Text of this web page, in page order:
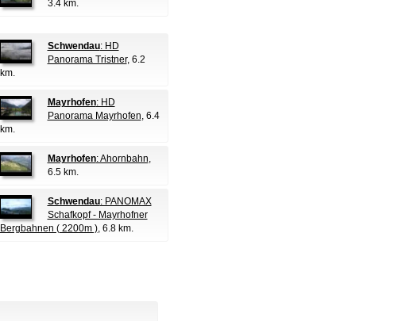
3.4 km.
Schwendau: HD
Panorama Tristner, 6.2
km.
Mayrhofen: HD
Panorama Mayrhofen, 6.4
km.
Mayrhofen: Ahornbahn,
6.5 km.
Schwendau: PANOMAX
Schafkopf - Mayrhofner
Bergbahnen ( 2200m ), 6.8 km.